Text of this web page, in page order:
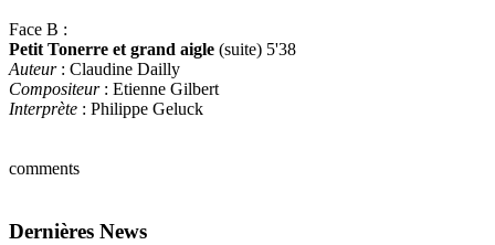
Face B :
Petit Tonerre et grand aigle (suite) 5'38
Auteur: Claudine Dailly
Compositeur: Etienne Gilbert
Interprète : Philippe Geluck
comments
Dernières News